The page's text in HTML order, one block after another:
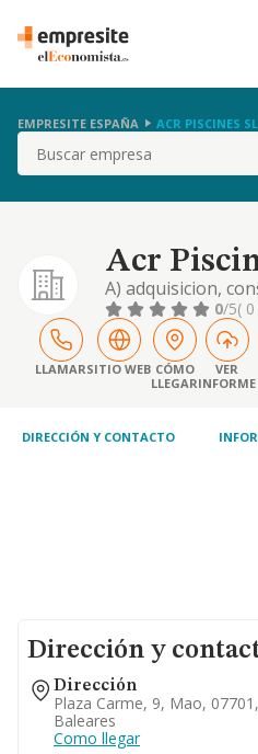
EMPRESITE ESPAÑA ACR PISCINES SL
Buscar
Acr
A) adquisicion,
enajenacion,
y explotacion de
terrenos, rusticos
urbanizacion y
negocios inmobiliari
0/5(
LLAMARSITIO WEB CÓMO
LLEGAR
VER
INFORME
DIRECCIÓN Y CONTACTO
Dirección y
Dirección
Plaza Carme, 9, Mao, 07701,
Baleares
Como llegar